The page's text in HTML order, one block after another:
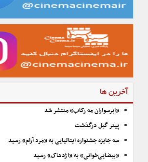
آخرین ها
«ابرسواران مه رکاب» منتشر شد
پیتر گیل درگذشت
سه جایزه جشنواره ایتالیایی به «مرد آرام» رسید
«بیضایی‌خوانی» به «اژدهاک» رسید